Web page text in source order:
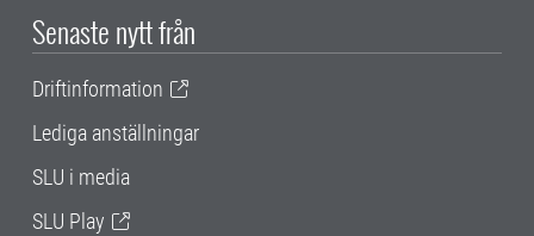
Senaste nytt från
Driftinformation
Lediga anställningar
SLU i media
SLU Play